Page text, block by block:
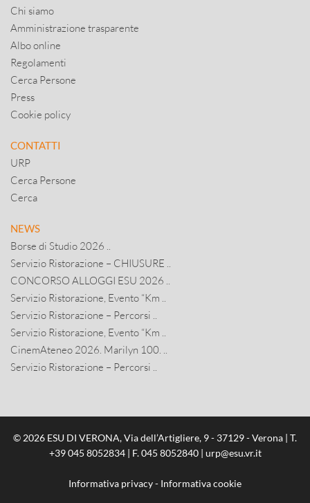
Chi siamo
Amministrazione trasparente
Albo online
Regolamenti
Cerca Persone
Press
Cookie policy
CONTATTI
URP
Cerca Persone
Cerca
NEWS
Borse di Studio 2026 ..
Servizio Ristorazione – CHIUSURE ..
CONCORSO ALLOGGI ESU 2026 ..
Servizio Ristorazione, Evento “Km ..
Servizio Ristorazione – Percorsi ..
Servizio Ristorazione, Evento “Km ..
CinemAteneo 2026. Marilyn 100. ..
Servizio Ristorazione – Percorsi ..
© 2026 ESU DI VERONA, Via dell’Artigliere, 9 - 37129 - Verona | T.
+39 045 8052834| F. 045 8052840 | urp@esu.vr.it
Informativa privacy- Informativa cookie